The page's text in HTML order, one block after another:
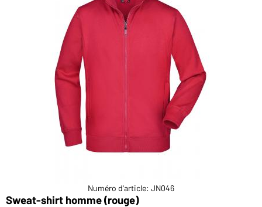
Numéro d'article: JN046
Sweat-shirt homme (rouge)